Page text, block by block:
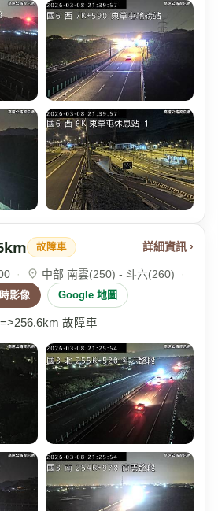
故障車 詳細資訊 ›
· 中部 南雲(250) - 斗六(260)
·
影像 Google 地圖
故障車